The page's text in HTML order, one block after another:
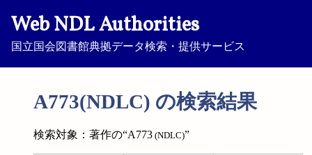
Web NDL Authorities
国立国会図書館典拠データ検索・提供サービス
A773(NDLC) の検索結果
検索対象：著作の“A773 (NDLC)”